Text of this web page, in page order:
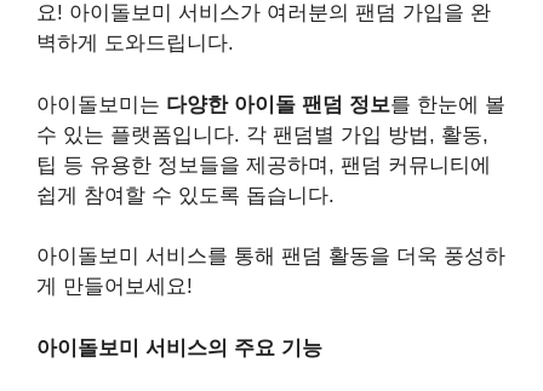
요! 아이돌보미 서비스가 여러분의 팬덤 가입을 완
벽하게 도와드립니다.
아이돌보미는 다양한 아이돌 팬덤 정보를 한눈에 볼
수 있는 플랫폼입니다. 각 팬덤별 가입 방법, 활동,
팁 등 유용한 정보들을 제공하며, 팬덤 커뮤니티에
쉽게 참여할 수 있도록 돕습니다.
아이돌보미 서비스를 통해 팬덤 활동을 더욱 풍성하
게 만들어보세요!
아이돌보미 서비스의 주요 기능